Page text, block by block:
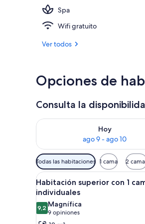
Spa
Wifi gratuito
Ver todos
Opciones de
Consulta la
Hoy
ago 9 - ago 10
Consulta la disponibilidad
Filtros
disponibles
para
las
habitaciones
Todas las habitaciones 1 cama 2
Ver
todas
las
fotos
3
Habitación superior con 1
individuales
9,29,2 de 10
Magnífica
9 opiniones
(9